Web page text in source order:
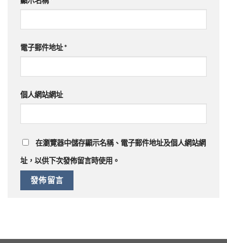
電子郵件地址*
個人網站網址
在瀏覽器中儲存顯示名稱、電子郵件地址及個人網站網
址，以供下次發佈留言時使用。